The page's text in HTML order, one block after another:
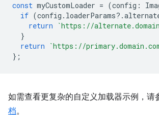
const myCustomLoader = (config :
if (config . loaderParams? .
return
`https://
}
return
`https://
};
如需查看更复杂的自定义加载器示例，请
档。